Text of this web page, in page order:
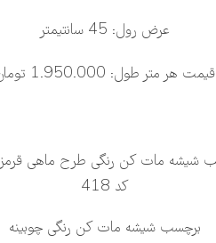
عرض رول: 45 سانتیمتر
قیمت هر متر طول: 1.950.000 تومان
برچسب شیشه مات کن رنگی چوبینه